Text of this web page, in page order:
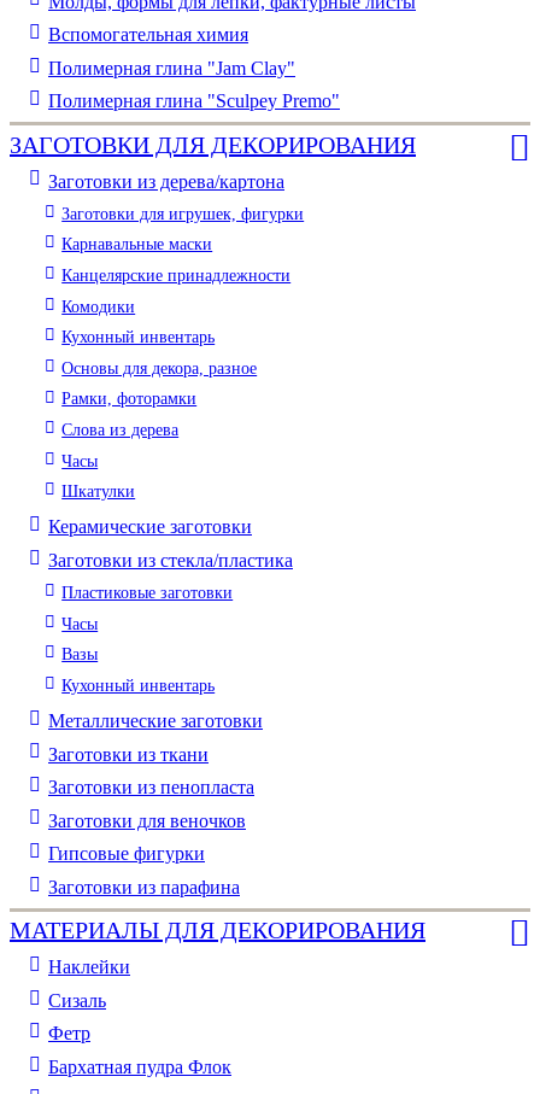
Вспомогательная химия
Полимерная глина "Jam Clay"
Полимерная глина "Sculpey Premo"
ЗАГОТОВКИ ДЛЯ ДЕКОРИРОВАНИЯ
Заготовки из дерева/картона
Заготовки для игрушек, фигурки
Карнавальные маски
Канцелярские принадлежности
Комодики
Кухонный инвентарь
Основы для декора, разное
Рамки, фоторамки
Слова из дерева
Часы
Шкатулки
Керамические заготовки
Заготовки из стекла/пластика
Пластиковые заготовки
Часы
Вазы
Кухонный инвентарь
Металлические заготовки
Заготовки из ткани
Заготовки из пенопласта
Заготовки для веночков
Гипсовые фигурки
Заготовки из парафина
МАТЕРИАЛЫ ДЛЯ ДЕКОРИРОВАНИЯ
Наклейки
Сизаль
Фетр
Бархатная пудра Флок